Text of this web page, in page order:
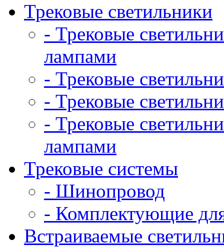
Трековые светильники
- Трековые
лампами
- Трековые
- Трековые
- Трековые
лампами
Трековые системы
- Шинопровод
- Комплектующие
Встраиваемые